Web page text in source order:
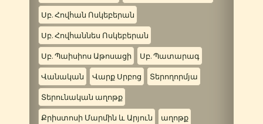
Սբ. Հովհան Ոսկեբերան
Սբ. Հովհաննես Ոսկեբերան
Սբ. Պաիսիոս Աթոսացի Սբ. Պատարագ
Վանական Վարք Սրբոց Տերողորմյա
Տերունական աղոթք
Քրիստոսի Մարմին և Արյուն աղոթք